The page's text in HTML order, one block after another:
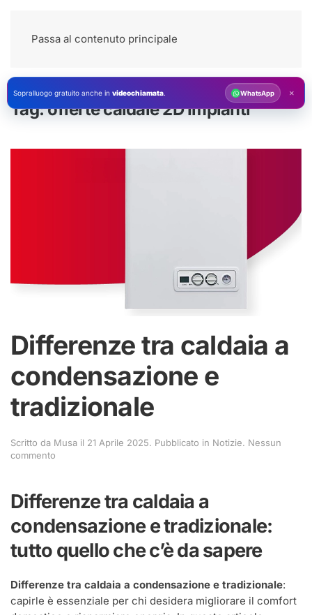
Passa al contenuto principale
Tag:offerte caldaie 2D Impianti
Differenze tra caldaia a
condensazione e
tradizionale
Scritto da Musa il 21 Aprile 2025. Pubblicato in Notizie. Nessun
commento
a
condensazione
e
tradizionale
Differenze tra caldaia a
condensazione e tradizionale:
tutto quello che c’è da sapere
Differenze tra caldaia a condensazione e tradizionale:
capirle è essenziale per chi desidera migliorare il comfort
Sopralluogo gratuito anche in videochiamata. WhatsApp ×